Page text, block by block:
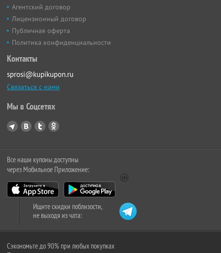
Агентский договор
Лицензионный договор
Публичная оферта
Политика конфиденциальности
Контакты
sprosi@kupikupon.ru
Связаться с нами
Мы в Соцсетях
Все наши купоны доступны
через Мобильное Приложение:
Ищите скидки поблизости,
не выходя из чата:
Сэкономьте до 90% при любых покупках